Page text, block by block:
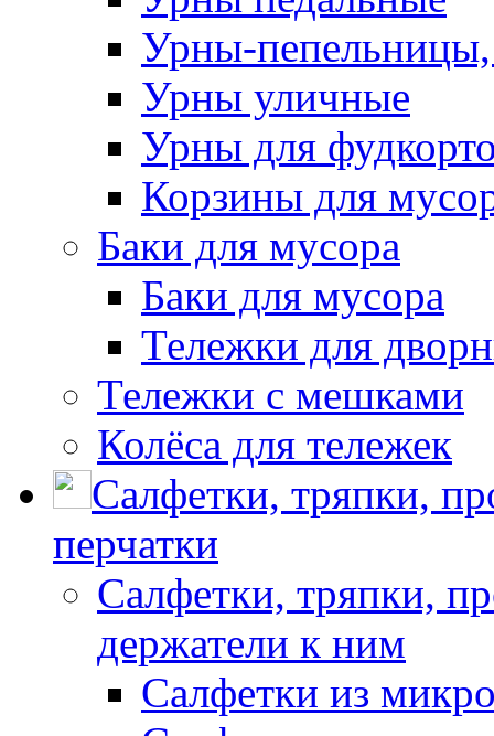
Урны-
Урны уличные
Урны для
Корзины для
Баки для мусора
Баки для мусора
Тележки для
Тележки с мешками
Колёса для тележек
Салфетки, тряпки,
перчатки
Салфетки, тряпки,
держатели к ним
Салфетки из